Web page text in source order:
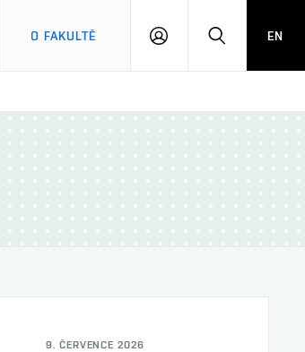
O FAKULTĚ
PŘIHLÁŠENÍHLEDAT
EN
9. ČERVENCE 2026